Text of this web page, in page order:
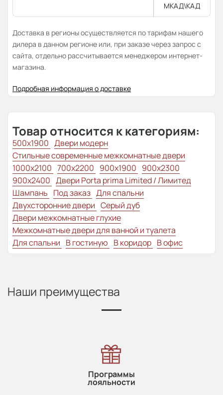
МКАД\КАД
Доставка в регионы осуществляется по тарифам нашего
дилера в данном регионе или, при заказе через запрос с
сайта, отдельно рассчитывается менеджером интернет-
магазина.
Подробная информация о доставке
Товар относится к категориям:
500x1900 Двери модерн
Стильные современные межкомнатные двери
1000x2100 700x2200 900x1900 900x2300
900x2400 Двери Porta prima Limited / Лимитед
Шампань Под заказ Для спальни
Двухсторонние двери Серый дуб
Двери межкомнатные глухие
Межкомнатные двери для ванной и туалета
Для спальни В гостиную В коридор В офис
Наши преимущества
Программы
лояльности